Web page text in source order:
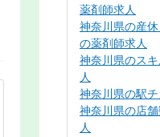
薬剤師求人
神奈川県の産
の薬剤師求人
神奈川県のス
人
神奈川県の駅
神奈川県の店
人